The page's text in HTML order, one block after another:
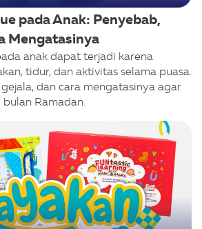
pada Anak: Penyebab,
Mengatasinya
anak dapat terjadi karena
tidur, dan aktivitas selama puasa.
dan cara mengatasinya agar
Ramadan.